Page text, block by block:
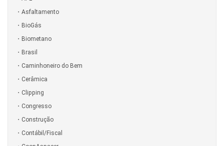
Asfaltamento
BioGás
Biometano
Brasil
Caminhoneiro do Bem
Cerâmica
Clipping
Congresso
Construção
Contábil/Fiscal